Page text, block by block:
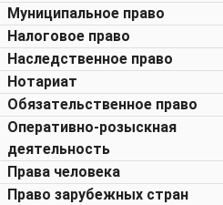
Муниципальное право
Налоговое право
Наследственное право
Нотариат
Обязательственное право
Оперативно-розыскная
деятельность
Права человека
Право зарубежных стран